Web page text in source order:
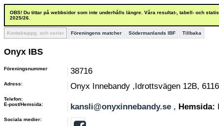
OBS! Du tittar på webbsidor som inte underhålls längre. Våra resultat-, tabell- och
2025/26.
Kontaktuppg. och serier Föreningens matcher Södermanlands IBF Tillbaka
Onyx IBS
Föreningsnummer 38716
Adress: Onyx Innebandy ,Idrottsvägen 12B,
Telefon:
E-post/Hemsida:
kansli@onyxinnebandy.se , Hemsida:
Sociala medier: